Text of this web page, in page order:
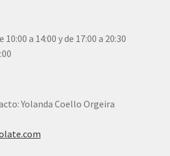
10:00 a 14:00 y de 17:00 a 20:30
Yolanda Coello Orgeira